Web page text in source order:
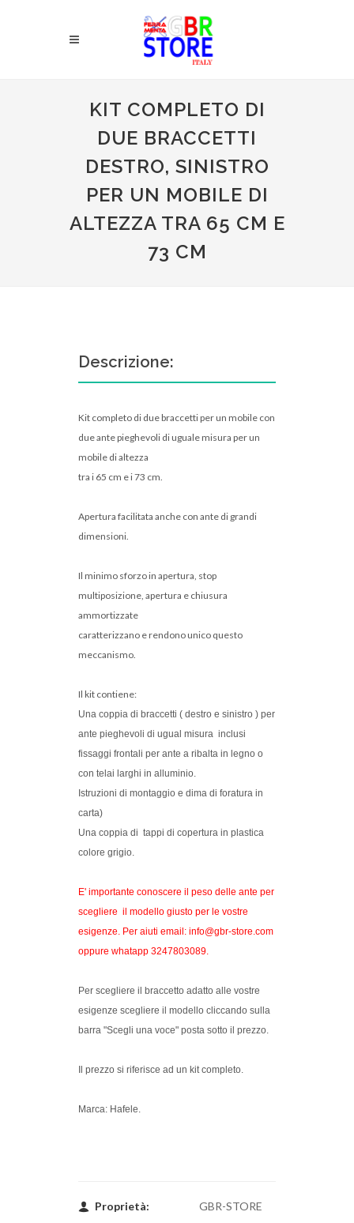
KIT COMPLETO DI
DUE BRACCETTI
DESTRO, SINISTRO
PER UN MOBILE DI
ALTEZZA TRA 65 CM E
73 CM
Descrizione:
Kit completo di due braccetti per un mobile con
due ante pieghevoli di uguale misura per un
mobile di altezza
tra i 65 cm e i 73 cm.
Apertura facilitata anche con ante di grandi
dimensioni.
Il minimo sforzo in apertura, stop
multiposizione, apertura e chiusura
ammortizzate
caratterizzano e rendono unico questo
meccanismo.
Il kit contiene:
Una coppia di braccetti ( destro e sinistro ) per
ante pieghevoli di ugual misura inclusi
fissaggi frontali per ante a ribalta in legno o
con telai larghi in alluminio.
Istruzioni di montaggio e dima di foratura in
carta)
Una coppia di tappi di copertura in plastica
colore grigio.
E' importante conoscere il peso delle ante per
scegliere il modello giusto per le vostre
esigenze. Per aiuti email: info@gbr-store.com
oppure whatapp 3247803089.
Per scegliere il braccetto adatto alle vostre
esigenze scegliere il modello cliccando sulla
barra "Scegli una voce" posta sotto il prezzo.
Il prezzo si riferisce ad un kit completo.
Marca: Hafele.
Proprietà:
GBR-STORE